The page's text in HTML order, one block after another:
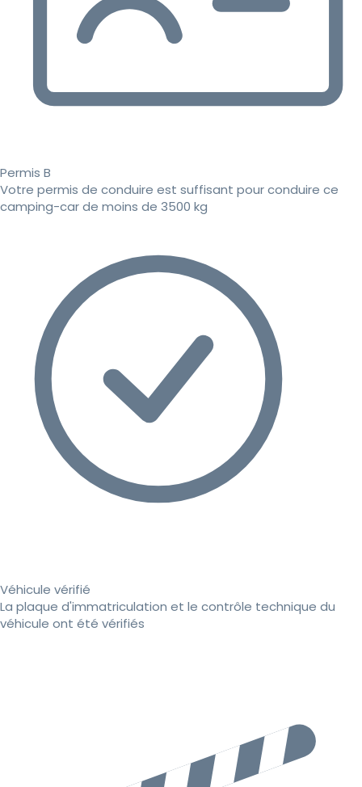
Permis B
Votre permis de conduire est suffisant pour conduire ce
camping-car de moins de 3500 kg
Véhicule vérifié
La plaque d'immatriculation et le contrôle technique du
véhicule ont été vérifiés